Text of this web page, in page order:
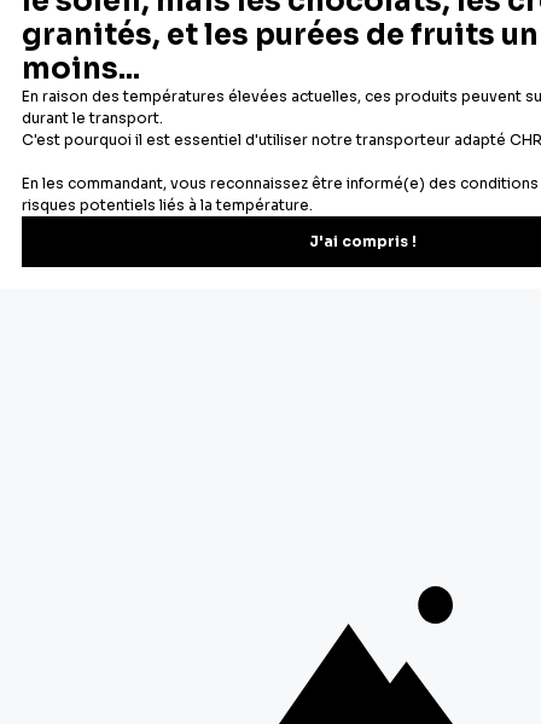
Newsletter
Recevez les recettes, astuces et offres spéciales.
S'inscrire
Contactez notre service client